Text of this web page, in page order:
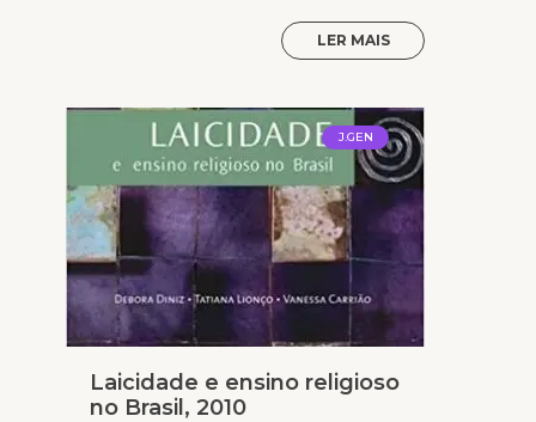
LER MAIS
J.GEN
Laicidade e ensino religioso
no Brasil, 2010